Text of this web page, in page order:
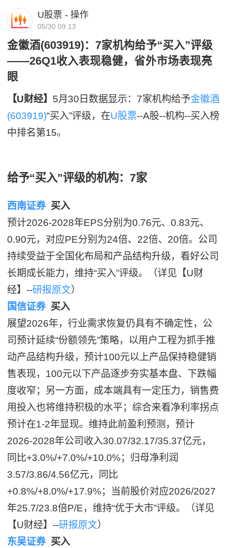
U股票 - 操作
05/30 09:13
金徽酒(603919)：7家机构给予“买入”评级
——26Q1收入表现稳健，省外市场表现亮
眼
【U财经】 5月30日数据显示：7家机构给予金徽酒
(603919)“买入”评级，在U股票--A股--机构--买入榜
中排名第15。
给予“买入”评级的机构：7家
西南证券买入
预计2026-2028年EPS分别为0.76元、0.83元、
0.90元，对应PE分别为24倍、22倍、20倍。公司
持续受益于全国化布局和产品结构升级，看好公司
长期成长能力，维持“买入”评级。（详见【U财
经】--研报原文）
国信证券买入
展望2026年，行业需求恢复仍具有不确定性，公
司预计延续“份额领先”策略，以用户工程为抓手推
动产品结构升级，预计100元以上产品保持稳健销
售表现，100元以下产品逐步夯实基本盘、下跌幅
度收窄；另一方面，成本端具有一定压力，销售费
用投入也将维持积极的水平；综合来看净利率拐点
预计在1-2年显现。维持此前盈利预测，预计
2026-2028年公司收入30.07/32.17/35.37亿元，
同比+3.0%/+7.0%/+10.0%；归母净利润
3.57/3.86/4.56亿元，同比
+0.8%/+8.0%/+17.9%；当前股价对应2026/2027
年25.7/23.8倍P/E，维持“优于大市”评级。（详见
【U财经】--研报原文）
东吴证券买入